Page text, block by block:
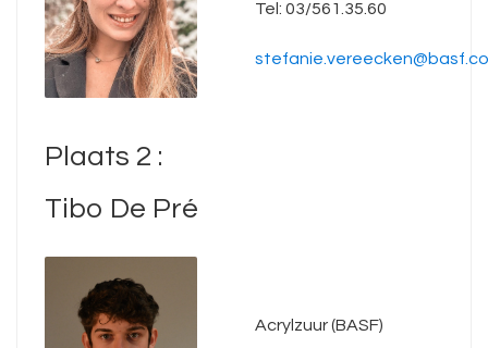
Tel: 03/561.35.60
Plaats 2 :
Tibo De Pré
Acrylzuur (BASF)